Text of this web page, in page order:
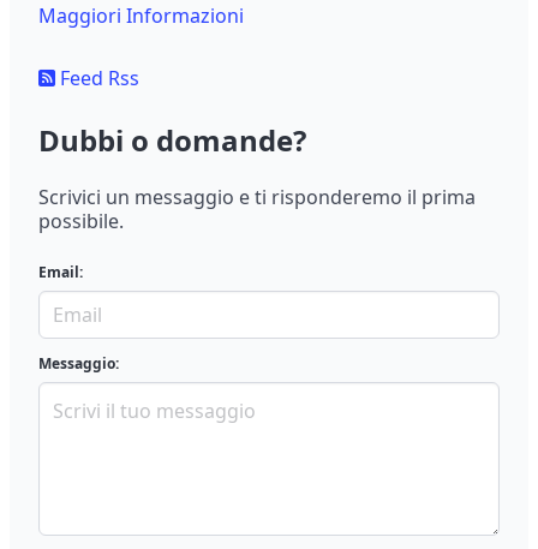
Maggiori Informazioni
Feed Rss
Dubbi o domande?
Scrivici un messaggio e ti risponderemo il prima
possibile.
Email:
Messaggio: